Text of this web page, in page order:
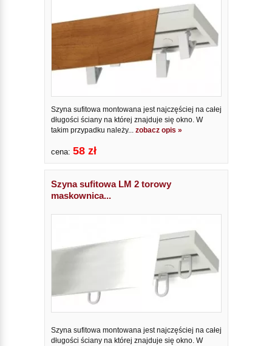
Szyna sufitowa montowana jest najczęściej na całej
długości ściany na której znajduje się okno. W
takim przypadku należy... zobacz opis »
cena: 58 zł
Szyna sufitowa LM 2 torowy
maskownica...
Szyna sufitowa montowana jest najczęściej na całej
długości ściany na której znajduje się okno. W